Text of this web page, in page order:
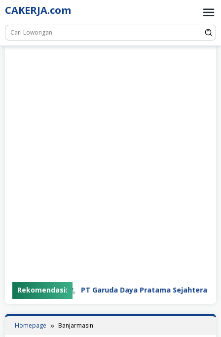
Skip
to
content
CAKERJA.com
Rekomendasi: PT Garuda Daya Pratama Sejahtera
Homepage Banjarmasin